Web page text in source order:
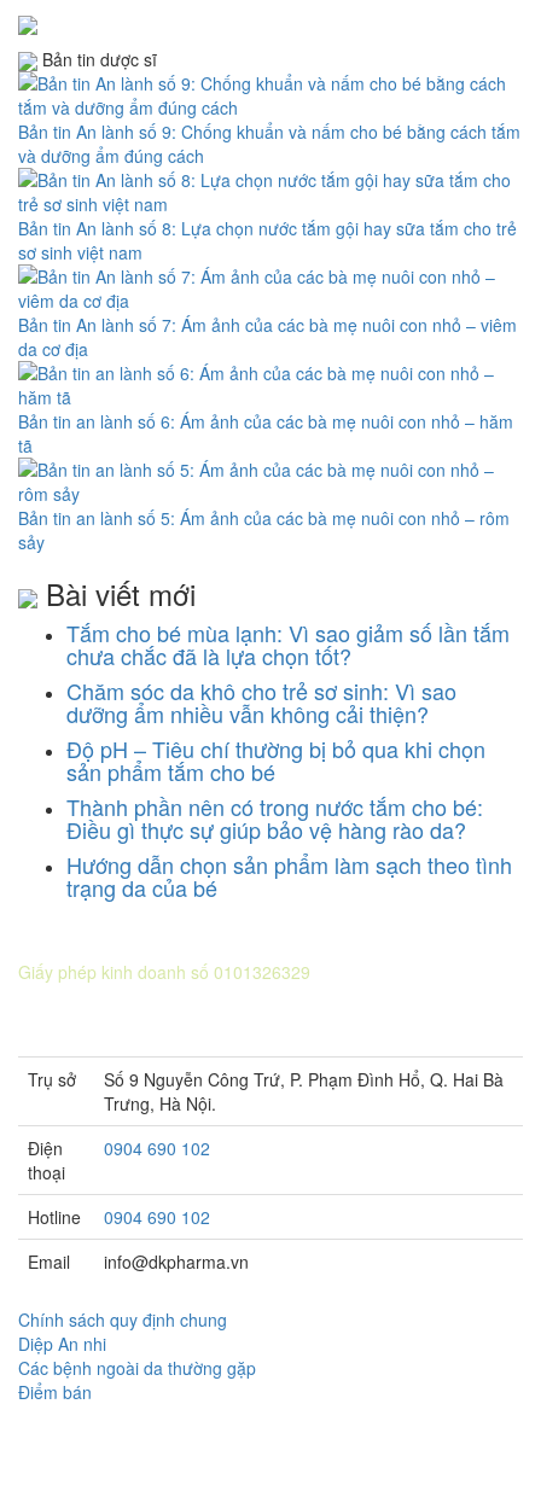
Bản tin dược sĩ
Bản tin An lành số 9: Chống khuẩn và nấm cho bé bằng cách tắm
và dưỡng ẩm đúng cách
Bản tin An lành số 8: Lựa chọn nước tắm gội hay sữa tắm cho trẻ
sơ sinh việt nam
Bản tin An lành số 7: Ám ảnh của các bà mẹ nuôi con nhỏ – viêm
da cơ địa
Bản tin an lành số 6: Ám ảnh của các bà mẹ nuôi con nhỏ – hăm
tã
Bản tin an lành số 5: Ám ảnh của các bà mẹ nuôi con nhỏ – rôm
sảy
Bài viết mới
Tắm cho bé mùa lạnh: Vì sao giảm số lần tắm
chưa chắc đã là lựa chọn tốt?
Chăm sóc da khô cho trẻ sơ sinh: Vì sao
dưỡng ẩm nhiều vẫn không cải thiện?
Độ pH – Tiêu chí thường bị bỏ qua khi chọn
sản phẩm tắm cho bé
Thành phần nên có trong nước tắm cho bé:
Điều gì thực sự giúp bảo vệ hàng rào da?
Hướng dẫn chọn sản phẩm làm sạch theo tình
trạng da của bé
Giấy phép kinh doanh số 0101326329
Trụ sở
Số 9 Nguyễn Công Trứ, P. Phạm Đình Hổ, Q. Hai Bà
Trưng, Hà Nội.
Điện
thoại
0904 690 102
Hotline
0904 690 102
Email
info@dkpharma.vn
Chính sách quy định chung
Diệp An nhi
Các bệnh ngoài da thường gặp
Điểm bán